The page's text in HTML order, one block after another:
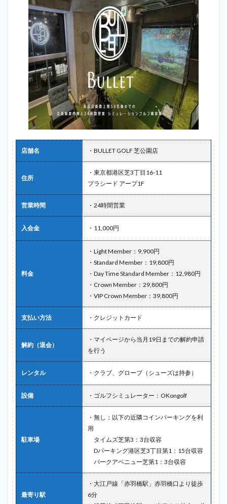
店舗名 ・BULLET GOLF 芝公園店
住所
・東京都港区芝3丁目16-11
プラシード アープ1F
営業時間 ・24時間営業
入会金 ・11,000円
料金
・Light Member：9,900円
・Standard Member：19,800円
・Day Time Standard Member：12,980円
・Crown Member：29,800円
・VIP Crown Member：39,800円
支払い方法 ・クレジットカード
解約（退会）
・マイページから当月19日までの解約申請
を行う
レンタル ・クラブ、グローブ（シューズは持参）
設備 ・ゴルフシミュレーター：OKongolf
駐車場
・無し；以下の近隣コインパーキングを利
用
タイムズ芝第3：3台収容
Dパーキング港区芝3丁目第1：15台収容
パークアベニュー芝第1：3台収容
最寄り駅
・大江戸線「赤羽橋駅」赤羽橋口より徒歩
6分